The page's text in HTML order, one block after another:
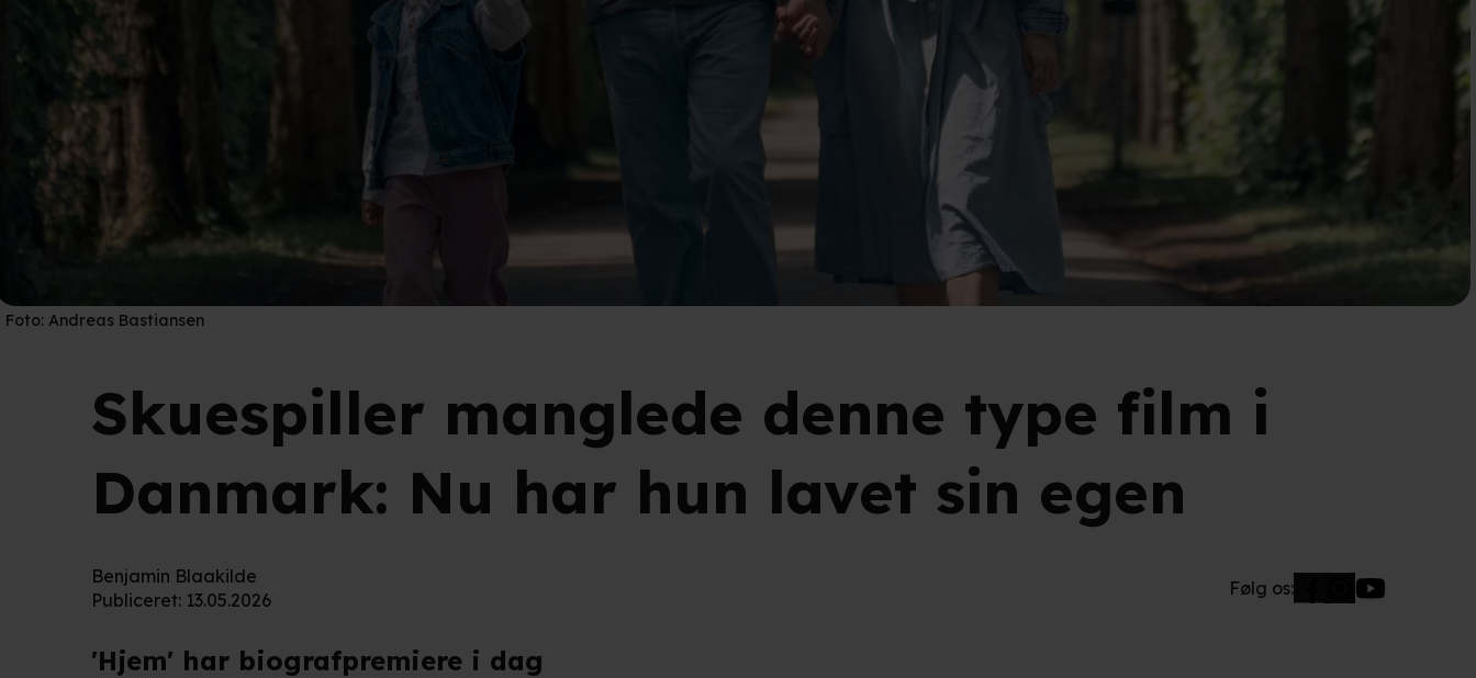
Foto: Andreas Bastiansen
Skuespiller manglede denne type film i
Danmark: Nu har hun lavet sin egen
Benjamin Blaakilde
Publiceret: 13.05.2026
Følg os:
'Hjem' har biografpremiere i dag